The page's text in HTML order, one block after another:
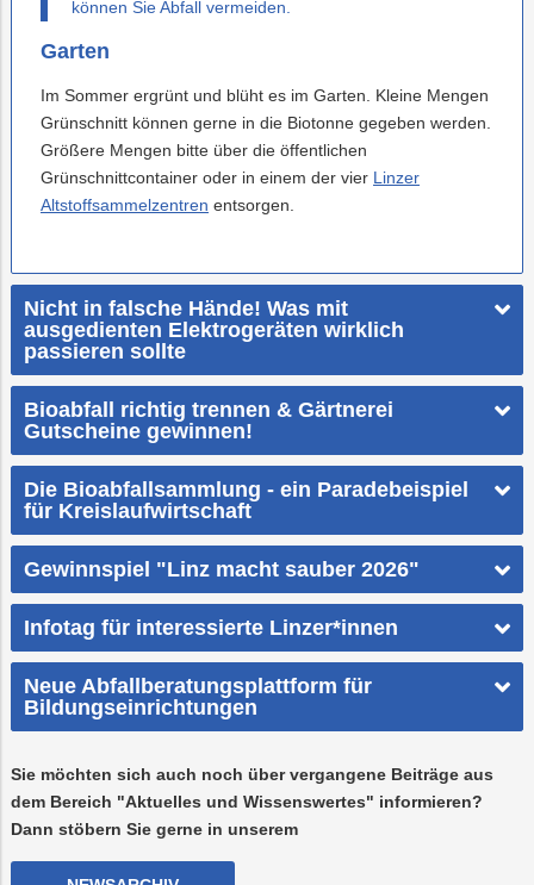
können Sie Abfall vermeiden.
Garten
Im Sommer ergrünt und blüht es im Garten. Kleine Mengen
Grünschnitt können gerne in die Biotonne gegeben werden.
Größere Mengen bitte über die öffentlichen
Grünschnittcontainer oder in einem der vier Linzer
Altstoffsammelzentren entsorgen.
Nicht in falsche Hände! Was mit
ausgedienten Elektrogeräten wirklich
passieren sollte
Bioabfall richtig trennen & Gärtnerei
Gutscheine gewinnen!
Die Bioabfallsammlung - ein Paradebeispiel
für Kreislaufwirtschaft
Gewinnspiel "Linz macht sauber 2026"
Infotag für interessierte Linzer*innen
Neue Abfallberatungsplattform für
Bildungseinrichtungen
Sie möchten sich auch noch über vergangene Beiträge aus
dem Bereich "Aktuelles und Wissenswertes" informieren?
Dann stöbern Sie gerne in unserem